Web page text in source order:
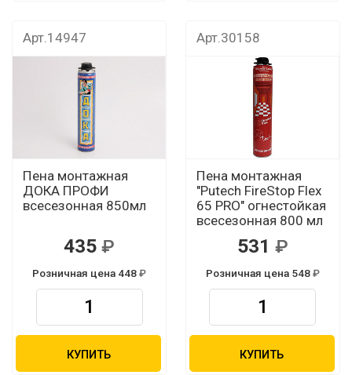
Арт.14947
Пена монтажная
ДОКА ПРОФИ
всесезонная 850мл
435
Розничная цена 448
КУПИТЬ
Арт.30158
Пена монтажная
"Putech FireStop Flex
65 PRO" огнестойкая
всесезонная 800 мл
531
Розничная цена 548
КУПИТЬ